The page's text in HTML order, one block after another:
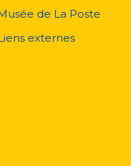
de La Poste
externes